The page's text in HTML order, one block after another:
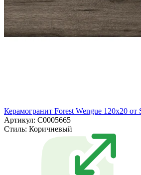
Керамогранит Forest Wengue 120x20 от
Артикул: С0005665
Стиль: Коричневый